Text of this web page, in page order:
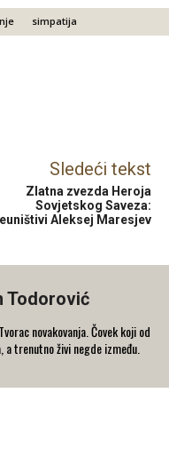
simpatija
Sledeći tekst
Zlatna zvezda Heroja
Sovjetskog Saveza:
Aleksej Maresjev
Todorović
novakovanja. Čovek koji od
a trenutno živi negde između.